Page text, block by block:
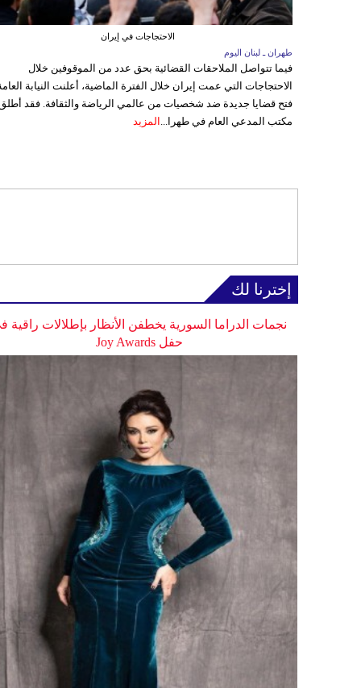
الاحتجاجات في إيران
طهران ـ لبنان اليوم
فيما تتواصل الملاحقات القضائية بحق عدد من الموقوفين خلال
الاحتجاجات التي عمت إيران خلال الفترة الماضية، أعلنت النيابة
فتح قضايا جديدة ضد شخصيات من عالمي الرياضة والثقافة. فقد
مكتب المدعي العام في طهرا... المزيد
إخترنا لك
نجمات الدراما السورية يخطفن الأنظار بإطلالات راقية
حفل Joy Awards